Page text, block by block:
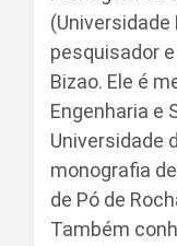
(Universidade
pesquisador
Bizao. Ele é
Engenharia e
Universidade
monografia
de Pó de
Também